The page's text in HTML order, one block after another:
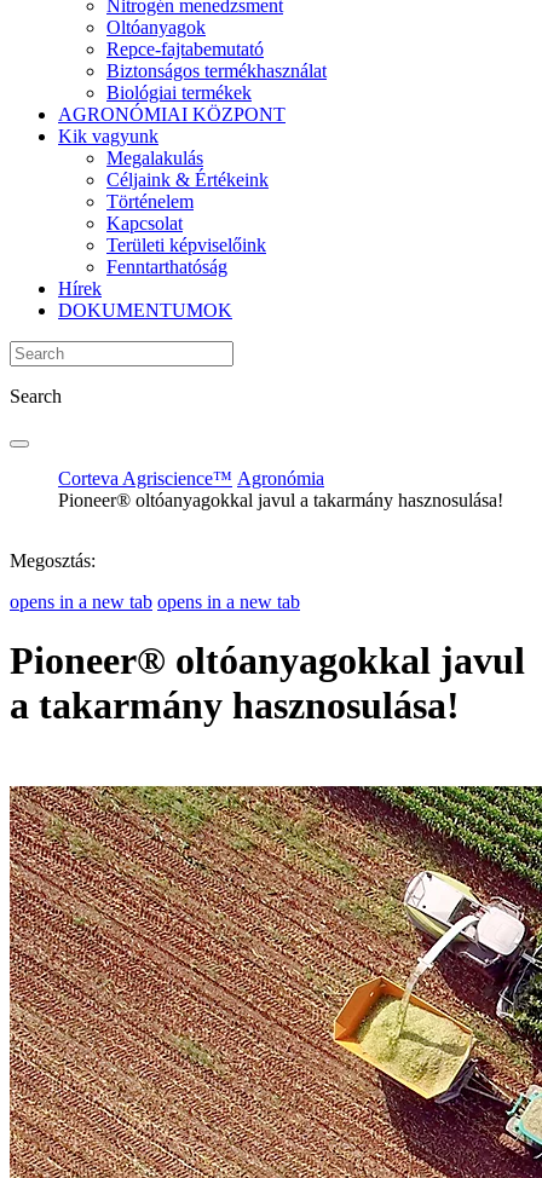
Nitrogén menedzsment
Oltóanyagok
Repce-fajtabemutató
Biztonságos termékhasználat
Biológiai termékek
AGRONÓMIAI KÖZPONT
Kik vagyunk
Megalakulás
Céljaink & Értékeink
Történelem
Kapcsolat
Területi képviselőink
Fenntarthatóság
Hírek
DOKUMENTUMOK
Search
Corteva Agriscience™ Agronómia
Pioneer® oltóanyagokkal javul a takarmány hasznosulása!
Megosztás:
opens in a new tab opens in a new tab
Pioneer® oltóanyagokkal javul
a takarmány hasznosulása!